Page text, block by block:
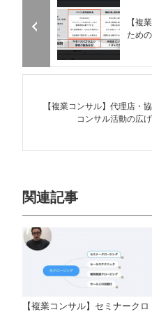
【複
ため
【複業コンサル】代理店・
コンサル活動の広
関連記事
【複業コンサル】セミナークロ